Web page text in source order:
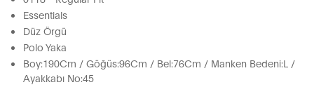
Essentials
Düz Örgü
Polo Yaka
Boy:190Cm / Göğüs:96Cm / Bel:76Cm / Manken Bedeni:L /
Ayakkabı No:45